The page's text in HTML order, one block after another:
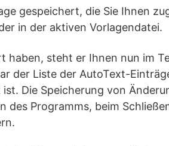
gespeichert, die Sie Ihnen
in der aktiven Vorlagendatei.
haben, steht er Ihnen nun im
der Liste der AutoText-
Die Speicherung von
Programms, beim